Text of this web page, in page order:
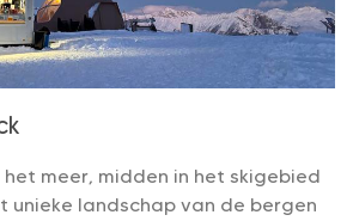
meer, midden in het skigebied
unieke landschap van de bergen